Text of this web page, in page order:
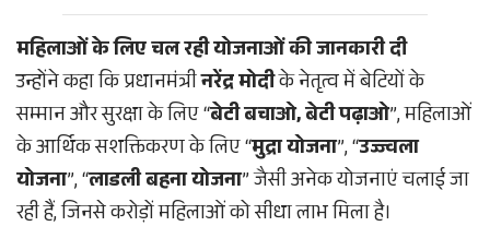
महिलाओं के लिए चल रही योजनाओं की जानकारी दी
उन्होंने कहा कि प्रधानमंत्रीनरेंद्र मोदीके नेतृत्व में बेटियों के
सम्मान और सुरक्षा के लिए “बेटी बचाओ, बेटी पढ़ाओ”, महिलाओं
के आर्थिक सशक्तिकरण के लिए “मुद्रा योजना”, “उज्ज्वला
योजना”, “लाडली बहना योजना” जैसी अनेक योजनाएं चलाई जा
रही हैं, जिनसे करोड़ों महिलाओं को सीधा लाभ मिला है।